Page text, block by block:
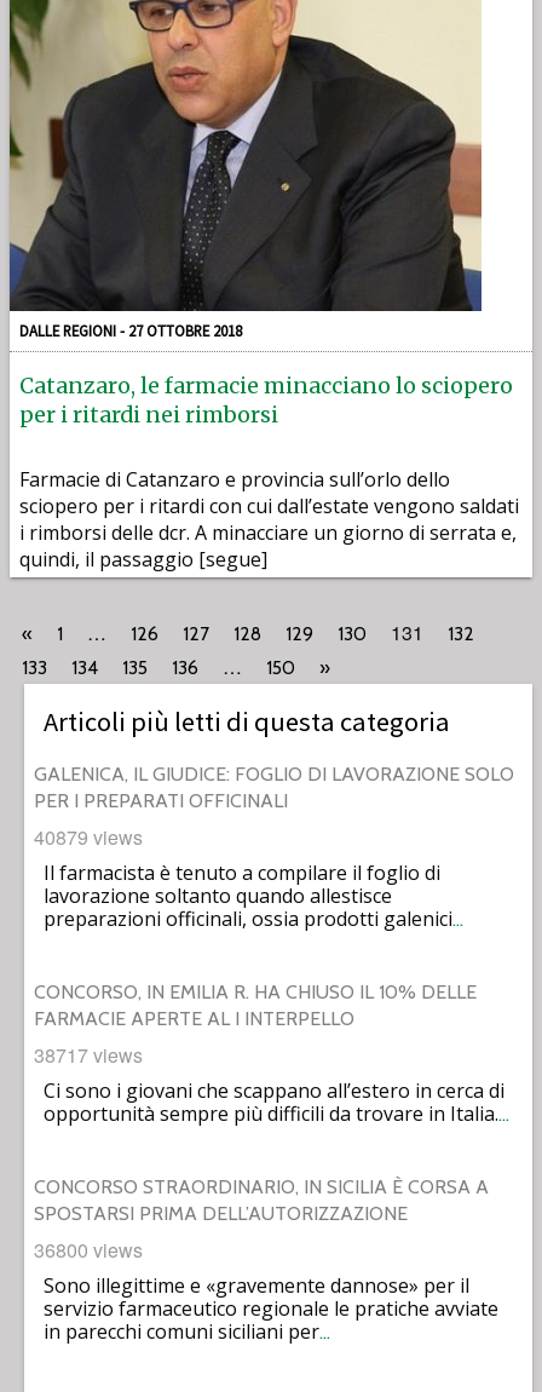
DALLE REGIONI - 27 OTTOBRE 2018
Catanzaro, le farmacie minacciano lo sciopero
per i ritardi nei rimborsi
Farmacie di Catanzaro e provincia sull’orlo dello
sciopero per i ritardi con cui dall’estate vengono saldati
i rimborsi delle dcr. A minacciare un giorno di serrata e,
quindi, il passaggio [segue]
« 1 … 126 127 128 129 130 131
132
133
134 135 136 … 150 »
Articoli più letti di questa categoria
GALENICA, IL GIUDICE: FOGLIO DI LAVORAZIONE SOLO
PER I PREPARATI OFFICINALI
40879 views
Il farmacista è tenuto a compilare il foglio di
lavorazione soltanto quando allestisce
preparazioni officinali, ossia prodotti galenici…
CONCORSO, IN EMILIA R. HA CHIUSO IL 10% DELLE
FARMACIE APERTE AL I INTERPELLO
38717 views
Ci sono i giovani che scappano all’estero in cerca di
opportunità sempre più difficili da trovare in Italia.…
CONCORSO STRAORDINARIO, IN SICILIA È CORSA A
SPOSTARSI PRIMA DELL’AUTORIZZAZIONE
36800 views
Sono illegittime e «gravemente dannose» per il
servizio farmaceutico regionale le pratiche avviate
in parecchi comuni siciliani per…